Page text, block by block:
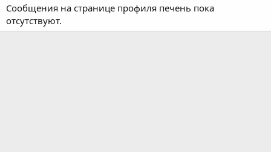
Сообщения на странице профиля печень пока
отсутствуют.